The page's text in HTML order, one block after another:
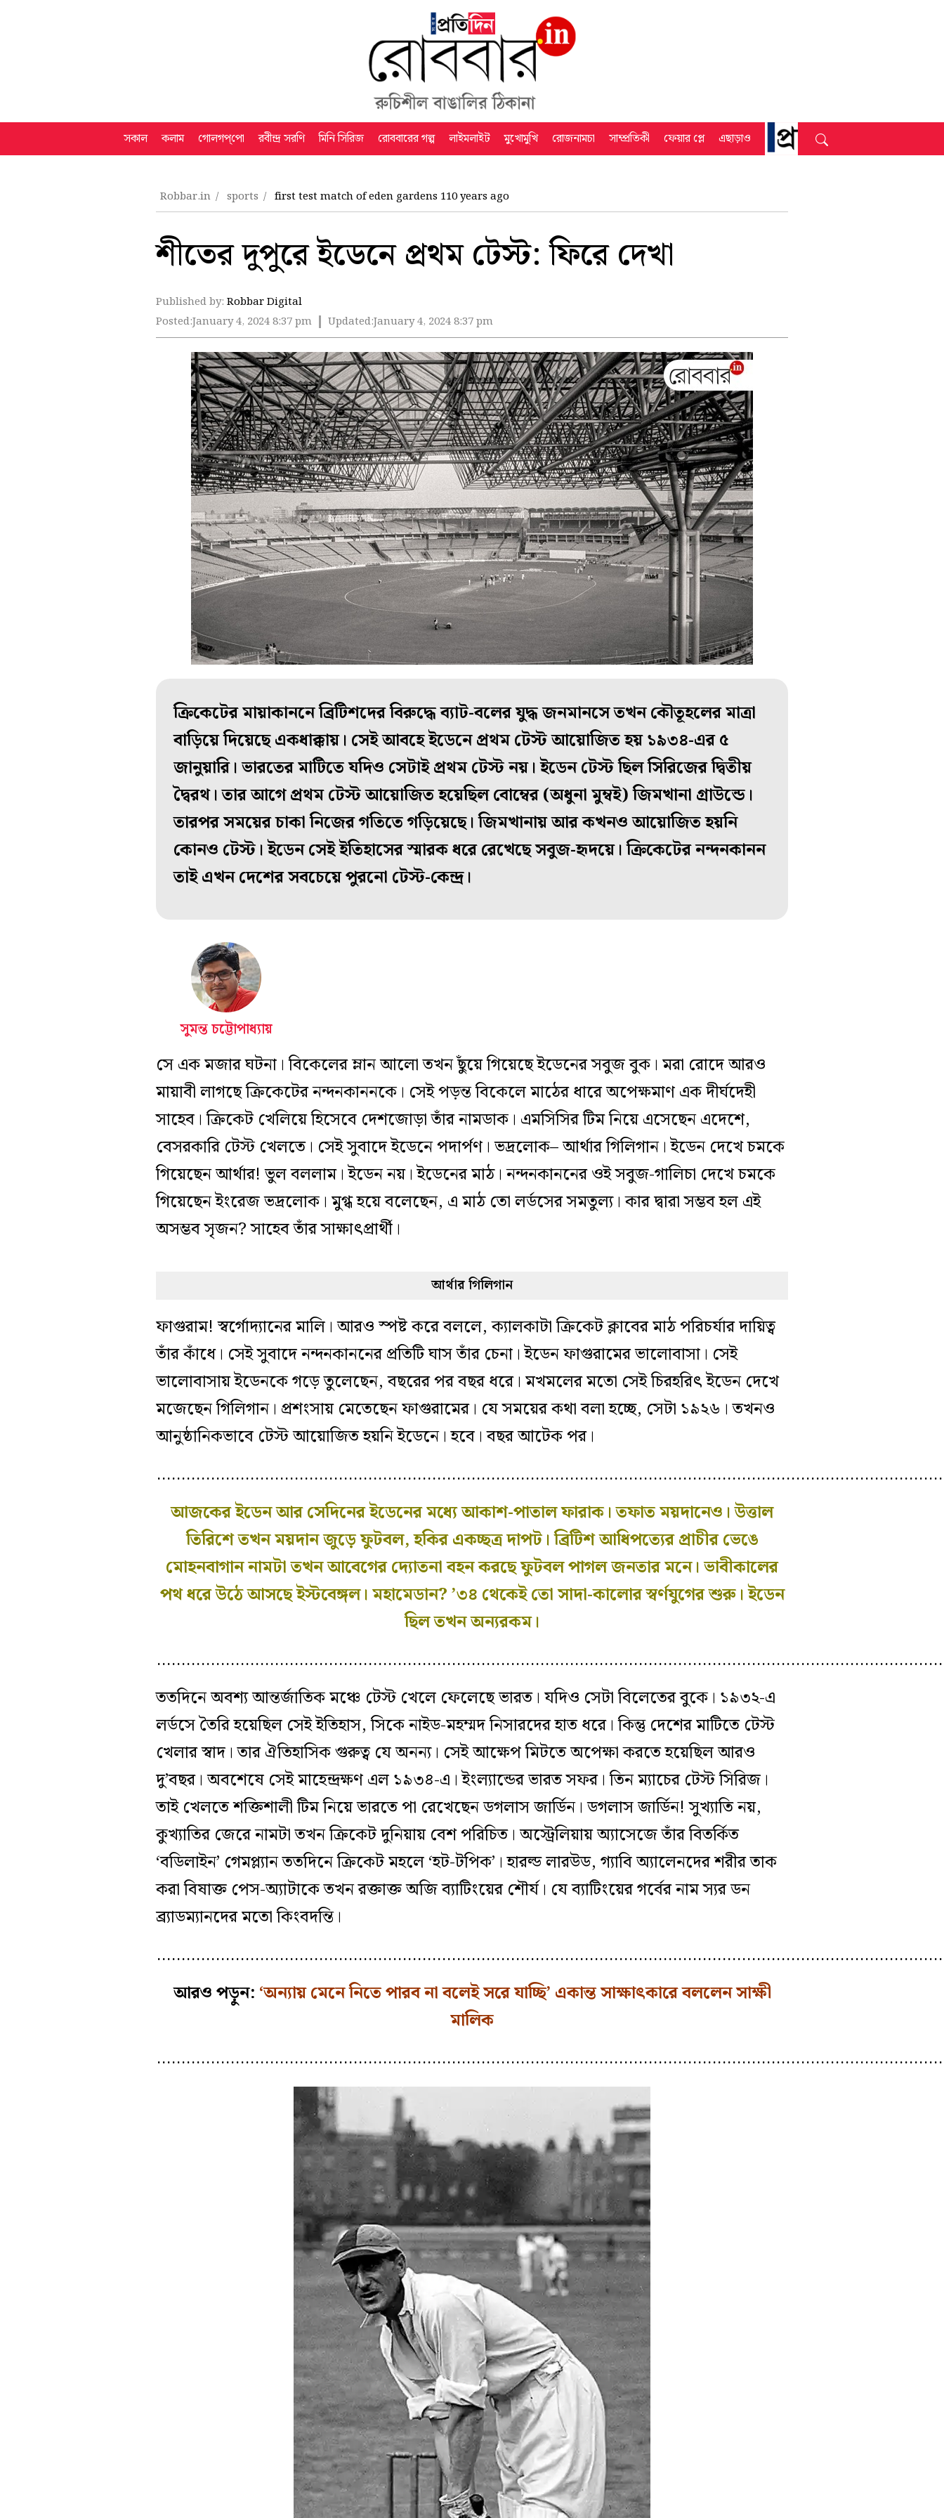
সকাল কলাম গোলগপ্‌পো রবীন্দ্র সরণি মিনি সিরিজ রোববারের গল্প লাইমলাইট মুখোমুখি রোজনামচা সাম্প্রতিকী ফেয়ার প্লে এছাড়াও
Robbar.in sports first test match of eden gardens 110 years ago
শীতের দুপুরে ইডেনে প্রথম টেস্ট: ফিরে দেখা
Published by: Robbar Digital
Posted:January 4, 2024 8:37 pm Updated:January 4, 2024 8:37 pm
ক্রিকেটের মায়াকাননে ব্রিটিশদের বিরুদ্ধে ব্যাট-বলের যুদ্ধ জনমানসে তখন কৌতূহলের মাত্রা
বাড়িয়ে দিয়েছে একধাক্কায়। সেই আবহে ইডেনে প্রথম টেস্ট আয়োজিত হয় ১৯৩৪-এর ৫
জানুয়ারি। ভারতের মাটিতে যদিও সেটাই প্রথম টেস্ট নয়। ইডেন টেস্ট ছিল সিরিজের দ্বিতীয়
দ্বৈরথ। তার আগে প্রথম টেস্ট আয়োজিত হয়েছিল বোম্বের (অধুনা মুম্বই) জিমখানা গ্রাউন্ডে।
তারপর সময়ের চাকা নিজের গতিতে গড়িয়েছে। জিমখানায় আর কখনও আয়োজিত হয়নি
কোনও টেস্ট। ইডেন সেই ইতিহাসের স্মারক ধরে রেখেছে সবুজ-হৃদয়ে। ক্রিকেটের নন্দনকানন
তাই এখন দেশের সবচেয়ে পুরনো টেস্ট-কেন্দ্র।
সুমন্ত চট্টোপাধ্যায়
সে এক মজার ঘটনা। বিকেলের ম্লান আলো তখন ছুঁয়ে গিয়েছে ইডেনের সবুজ বুক। মরা রোদে আরও
মায়াবী লাগছে ক্রিকেটের নন্দনকাননকে। সেই পড়ন্ত বিকেলে মাঠের ধারে অপেক্ষমাণ এক দীর্ঘদেহী
সাহেব। ক্রিকেট খেলিয়ে হিসেবে দেশজোড়া তাঁর নামডাক। এমসিসির টিম নিয়ে এসেছেন এদেশে,
বেসরকারি টেস্ট খেলতে। সেই সুবাদে ইডেনে পদার্পণ। ভদ্রলোক– আর্থার গিলিগান। ইডেন দেখে চমকে
গিয়েছেন আর্থার! ভুল বললাম। ইডেন নয়। ইডেনের মাঠ। নন্দনকাননের ওই সবুজ-গালিচা দেখে চমকে
গিয়েছেন ইংরেজ ভদ্রলোক। মুগ্ধ হয়ে বলেছেন, এ মাঠ তো লর্ডসের সমতুল্য। কার দ্বারা সম্ভব হল এই
অসম্ভব সৃজন? সাহেব তাঁর সাক্ষাৎপ্রার্থী।
আর্থার গিলিগান
ফাগুরাম! স্বর্গোদ্যানের মালি। আরও স্পষ্ট করে বললে, ক্যালকাটা ক্রিকেট ক্লাবের মাঠ পরিচর্যার দায়িত্ব
তাঁর কাঁধে। সেই সুবাদে নন্দনকাননের প্রতিটি ঘাস তাঁর চেনা। ইডেন ফাগুরামের ভালোবাসা। সেই
ভালোবাসায় ইডেনকে গড়ে তুলেছেন, বছরের পর বছর ধরে। মখমলের মতো সেই চিরহরিৎ ইডেন দেখে
মজেছেন গিলিগান। প্রশংসায় মেতেছেন ফাগুরামের। যে সময়ের কথা বলা হচ্ছে, সেটা ১৯২৬। তখনও
আনুষ্ঠানিকভাবে টেস্ট আয়োজিত হয়নি ইডেনে। হবে। বছর আটেক পর।
আজকের ইডেন আর সেদিনের ইডেনের মধ্যে আকাশ-পাতাল ফারাক। তফাত ময়দানেও। উত্তাল
তিরিশে তখন ময়দান জুড়ে ফুটবল, হকির একচ্ছত্র দাপট। ব্রিটিশ আধিপত্যের প্রাচীর ভেঙে
মোহনবাগান নামটা তখন আবেগের দ্যোতনা বহন করছে ফুটবল পাগল জনতার মনে। ভাবীকালের
পথ ধরে উঠে আসছে ইস্টবেঙ্গল। মহামেডান? ’৩৪ থেকেই তো সাদা-কালোর স্বর্ণযুগের শুরু। ইডেন
ছিল তখন অন্যরকম।
ততদিনে অবশ্য আন্তর্জাতিক মঞ্চে টেস্ট খেলে ফেলেছে ভারত। যদিও সেটা বিলেতের বুকে। ১৯৩২-এ
লর্ডসে তৈরি হয়েছিল সেই ইতিহাস, সিকে নাইড-মহম্মদ নিসারদের হাত ধরে। কিন্তু দেশের মাটিতে টেস্ট
খেলার স্বাদ। তার ঐতিহাসিক গুরুত্ব যে অনন্য। সেই আক্ষেপ মিটতে অপেক্ষা করতে হয়েছিল আরও
দু’বছর। অবশেষে সেই মাহেন্দ্রক্ষণ এল ১৯৩৪-এ। ইংল্যান্ডের ভারত সফর। তিন ম্যাচের টেস্ট সিরিজ।
তাই খেলতে শক্তিশালী টিম নিয়ে ভারতে পা রেখেছেন ডগলাস জার্ডিন। ডগলাস জার্ডিন! সুখ্যাতি নয়,
কুখ্যাতির জেরে নামটা তখন ক্রিকেট দুনিয়ায় বেশ পরিচিত। অস্ট্রেলিয়ায় অ্যাসেজে তাঁর বিতর্কিত
‘বডিলাইন’ গেমপ্ল্যান ততদিনে ক্রিকেট মহলে ‘হট-টপিক’। হারল্ড লারউড, গ্যাবি অ্যালেনদের শরীর তাক
করা বিষাক্ত পেস-অ্যাটাকে তখন রক্তাক্ত অজি ব্যাটিংয়ের শৌর্য। যে ব্যাটিংয়ের গর্বের নাম স্যর ডন
ব্র্যাডম্যানদের মতো কিংবদন্তি।
আরও পড়ুন: ‘অন্যায় মেনে নিতে পারব না বলেই সরে যাচ্ছি’ একান্ত সাক্ষাৎকারে বললেন সাক্ষী
মালিক